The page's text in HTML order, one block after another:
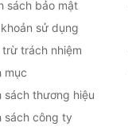
sách bảo mật
sử dụng
trừ trách nhiệm
mục
sách thương hiệu
sách công ty